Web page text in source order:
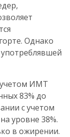
Однако
употреблявшей
учетом ИМТ
83% до
с учетом
уровне 38%.
в ожирении.